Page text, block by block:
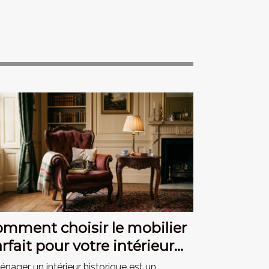
choisir le mobilier
pour votre intérieur
?